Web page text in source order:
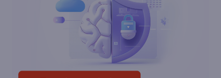
Udostępnianie filmu z usługi
YouTube na tablicy usługi
Facebook